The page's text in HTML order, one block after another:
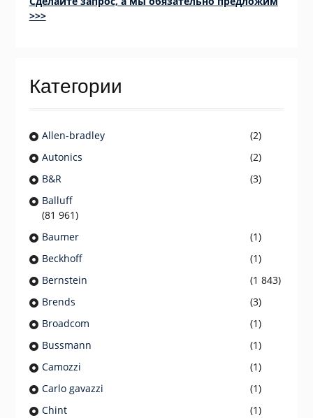
>>>
Категории
Allen-bradley
(2)
Autonics
(2)
B&R
(3)
Balluff
(81 961)
Baumer
(1)
Beckhoff
(1)
Bernstein
(1 843)
Brends
(3)
Broadcom
(1)
Bussmann
(1)
Camozzi
(1)
Carlo gavazzi
(1)
Chint
(1)